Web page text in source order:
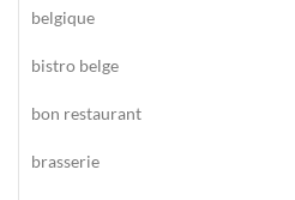
belgique
bistro belge
bon restaurant
brasserie